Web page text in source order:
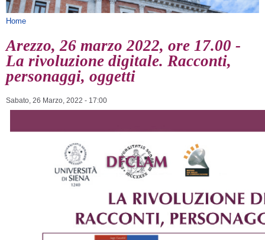
SERVIZI
Tu sei qui
Home
Arezzo, 26 marzo 2022, ore 17.00 -
La rivoluzione digitale. Racconti,
personaggi, oggetti
Sabato, 26 Marzo, 2022 - 17:00